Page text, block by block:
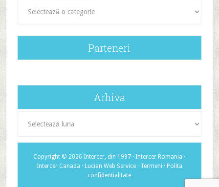
Parteneri
Arhiva
Copyright © 2026 Intercer, din 1997 · Intercer Romania ·
Intercer Canada · Lucian Web Service· Termeni · Polita
confidentialitate